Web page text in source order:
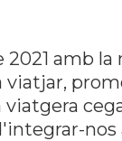
amb la
viatjar,
nos